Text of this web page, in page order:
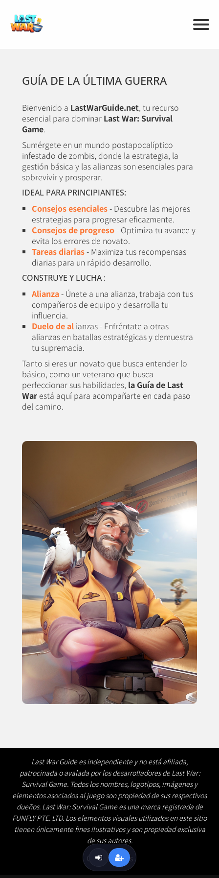
GUÍA DE LA ÚLTIMA GUERRA
Bienvenido a LastWarGuide.net, tu recurso
esencial para dominar Last War: Survival
Game.
Sumérgete en un mundo postapocalíptico
infestado de zombis, donde la estrategia, la
gestión básica y las alianzas son esenciales para
sobrevivir y prosperar.
IDEAL PARA PRINCIPIANTES:
Consejos esenciales- Descubre las mejores
estrategias para progresar eficazmente.
Consejos de progreso- Optimiza tu avance y
evita los errores de novato.
Tareas diarias- Maximiza tus recompensas
diarias para un rápido desarrollo.
CONSTRUYE Y LUCHA :
Alianza- Únete a una alianza, trabaja con tus
compañeros de equipo y desarrolla tu
influencia.
Duelo de al ianzas - Enfréntate a otras
alianzas en batallas estratégicas y demuestra
tu supremacía.
Tanto si eres un novato que busca entender lo
básico, como un veterano que busca
perfeccionar sus habilidades, la Guía de Last
War está aquí para acompañarte en cada paso
del camino.
Last War Guide es independiente y no está afiliada,
patrocinada o avalada por los desarrolladores de Last War:
Survival Game. Todos los nombres, logotipos, imágenes y
elementos asociados al juego son propiedad de sus respectivos
dueños. Last War: Survival Game es una marca registrada de
FUNFLY PTE. LTD. Los elementos visuales utilizados en este sitio
tienen únicamente fines ilustrativos y son propiedad exclusiva
de sus autores.
Contáctenos